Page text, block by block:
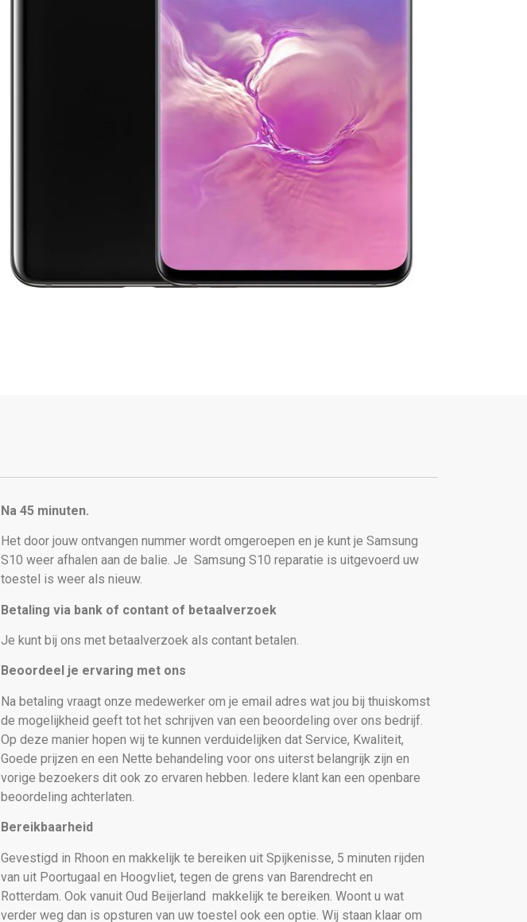
Na 45 minuten.
Het door jouw ontvangen nummer wordt omgeroepen en je kunt je Samsung
S10 weer afhalen aan de balie. Je Samsung S10 reparatie is uitgevoerd uw
toestel is weer als nieuw.
Betaling via bank of contant of betaalverzoek
Je kunt bij ons met betaalverzoek als contant betalen.
Beoordeel je ervaring met ons
Na betaling vraagt onze medewerker om je email adres wat jou bij thuiskomst
de mogelijkheid geeft tot het schrijven van een beoordeling over ons bedrijf.
Op deze manier hopen wij te kunnen verduidelijken dat Service, Kwaliteit,
Goede prijzen en een Nette behandeling voor ons uiterst belangrijk zijn en
vorige bezoekers dit ook zo ervaren hebben. Iedere klant kan een openbare
beoordeling achterlaten.
Bereikbaarheid
Gevestigd in Rhoon en makkelijk te bereiken uit Spijkenisse, 5 minuten rijden
van uit Poortugaal en Hoogvliet, tegen de grens van Barendrecht en
Rotterdam. Ook vanuit Oud Beijerland makkelijk te bereiken. Woont u wat
verder weg dan is opsturen van uw toestel ook een optie. Wij staan klaar om